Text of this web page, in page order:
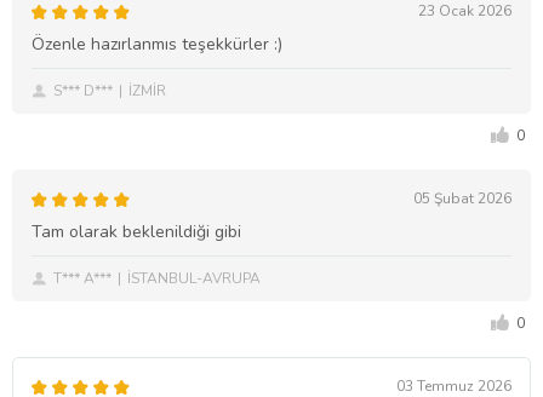
23 Ocak 2026
Özenle hazırlanmıs teşekkürler :)
S*** D*** İZMİR
0
05 Şubat 2026
Tam olarak beklenildiği gibi
T*** A*** İSTANBUL-AVRUPA
0
03 Temmuz 2026